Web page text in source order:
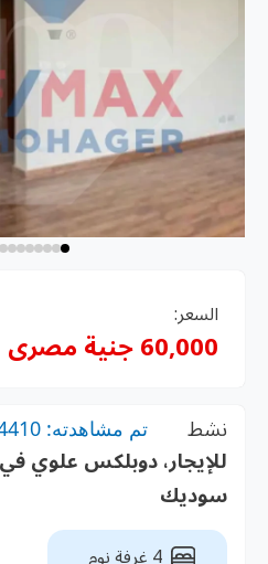
السعر:
60,000 جنية مصرى
نشط تم مشاهدته: 4410
للإيجار، دوبلكس علوي
سوديك
4 غرفة نوم